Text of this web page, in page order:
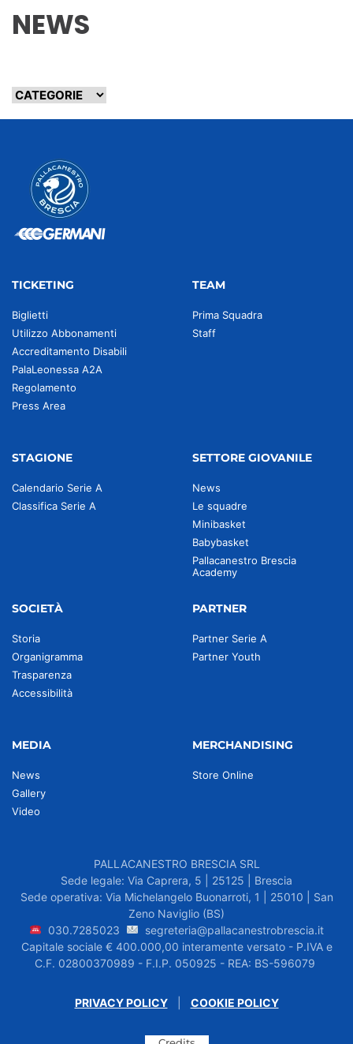
NEWS
TICKETING
Biglietti
Utilizzo Abbonamenti
Accreditamento Disabili
PalaLeonessa A2A
Regolamento
Press Area
TEAM
Prima Squadra
Staff
STAGIONE
Calendario Serie A
Classifica Serie A
SETTORE GIOVANILE
News
Le squadre
Minibasket
Babybasket
Pallacanestro Brescia
Academy
SOCIETÀ
Storia
Organigramma
Trasparenza
Accessibilità
PARTNER
Partner Serie A
Partner Youth
MEDIA
News
Gallery
Video
MERCHANDISING
Store Online
PALLACANESTRO BRESCIA SRL
Sede legale: Via Caprera, 5 | 25125 | Brescia
Sede operativa: Via Michelangelo Buonarroti, 1 | 25010 | San
Zeno Naviglio (BS)
030.7285023
segreteria@pallacanestrobrescia.it
Capitale sociale € 400.000,00 interamente versato - P.IVA e
C.F. 02800370989 - F.I.P. 050925 - REA: BS-596079
PRIVACY POLICY| COOKIE POLICY